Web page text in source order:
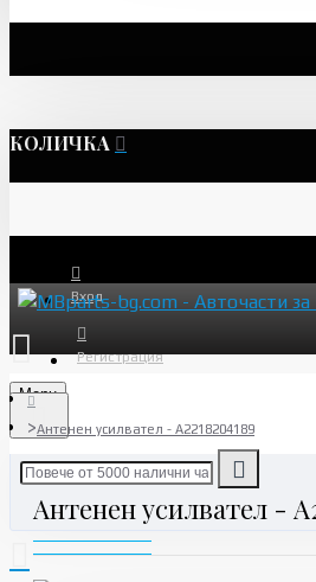
КОЛИЧКА
Вход
Регистрация
Menu
Антенен усилвател - A2218204189
Антенен усилвател -